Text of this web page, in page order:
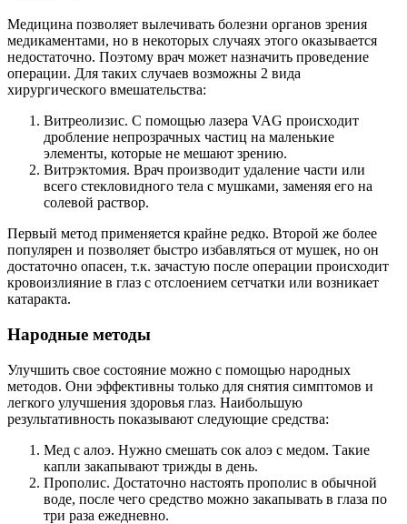
Медицина позволяет вылечивать болезни органов зрения
медикаментами, но в некоторых случаях этого оказывается
недостаточно. Поэтому врач может назначить проведение
операции. Для таких случаев возможны 2 вида
хирургического вмешательства:
Витреолизис. С помощью лазера VAG происходит
дробление непрозрачных частиц на маленькие
элементы, которые не мешают зрению.
Витрэктомия. Врач производит удаление части или
всего стекловидного тела с мушками, заменяя его на
солевой раствор.
Первый метод применяется крайне редко. Второй же более
популярен и позволяет быстро избавляться от мушек, но он
достаточно опасен, т.к. зачастую после операции происходит
кровоизлияние в глаз с отслоением сетчатки или возникает
катаракта.
Народные методы
Улучшить свое состояние можно с помощью народных
методов. Они эффективны только для снятия симптомов и
легкого улучшения здоровья глаз. Наибольшую
результативность показывают следующие средства:
Мед с алоэ. Нужно смешать сок алоэ с медом. Такие
капли закапывают трижды в день.
Прополис. Достаточно настоять прополис в обычной
воде, после чего средство можно закапывать в глаза по
три раза ежедневно.